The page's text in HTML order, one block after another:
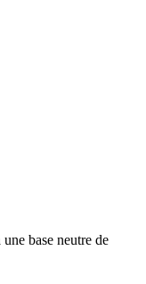
base neutre de